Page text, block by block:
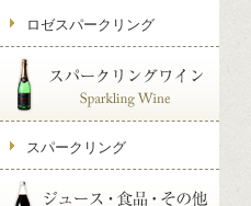
ロゼスパークリング
スパークリング